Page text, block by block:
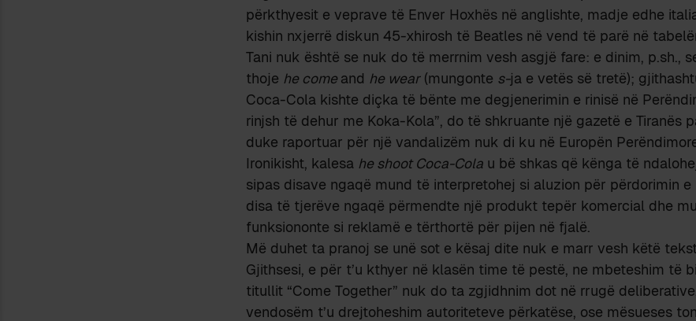
përkthyesit e veprave të Enver Hoxhës në anglishte, madje edhe
kishin nxjerrë diskun 45-xhirosh të Beatles në vend të parë në
Tani nuk është se nuk do të merrnim vesh asgjë fare: e dinim, p.sh.,
thoje he come and he wear(mungonte s-ja e vetës së tretë);
Coca-Cola kishte diçka të bënte me degjenerimin e rinisë në
rinjsh të dehur me Koka-Kola”, do të shkruante një gazetë e Tiranës
duke raportuar për një vandalizëm nuk di ku në Europën
Ironikisht, kalesa he shoot Coca-Cola u bë shkas që kënga të
sipas disave ngaqë mund të interpretohej si aluzion për përdorimin e
disa të tjerëve ngaqë përmendte një produkt tepër komercial dhe
funksiononte si reklamë e tërthortë për pijen në fjalë.
Më duhet ta pranoj se unë sot e kësaj dite nuk e marr vesh këtë
Gjithsesi, e për t’u kthyer në klasën time të pestë, ne mbeteshim të
titullit “Come Together” nuk do ta zgjidhnim dot në rrugë
vendosëm t’u drejtoheshim autoriteteve përkatëse, ose mësueses